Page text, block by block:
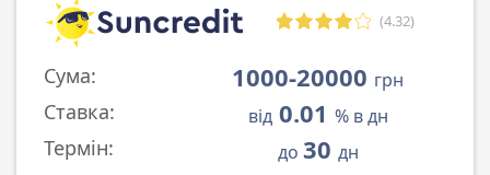
(4.32)
Сума: 1000-20000 грн
Ставка: від0.01 % в дн
Термін: до 30 дн